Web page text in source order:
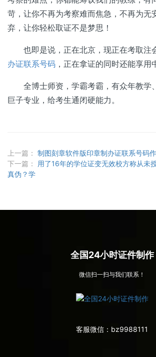
苛，让你不再为考察难而焦急，不再为无
弃，让你轻松取证不是梦思！
也即是说，正在北京，现正在考取注
办证联系号码 ，正在拿证的同时还能享用
全博士师资，学霸考霸，有众年教学
巨子专业，给考生通闭硬能力。
上一篇： 制图刻章软件版印章制办证联系号码
下一篇：
用了16年的学位证变无效校方称从未
真伪？学
全国24小时证件制作
微信扫一扫与我们联系！
客服微信： bz9988111